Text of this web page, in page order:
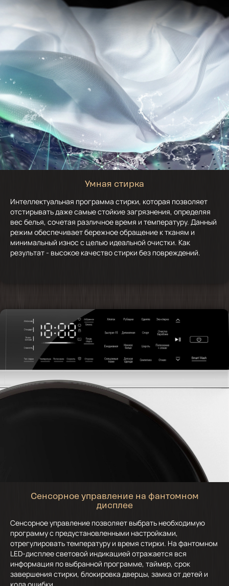
Умная стирка
Интеллектуальная программа стирки, которая позволяет
отстирывать даже самые стойкие загрязнения, определяя
вес белья, сочетая различное время и температуру. Данный
режим обеспечивает бережное обращение к тканям и
минимальный износ с целью идеальной очистки. Как
результат - высокое качество стирки без повреждений.
Сенсорное управление на фантомном
дисплее
Сенсорное управление позволяет выбрать необходимую
программу с предустановленными настройками,
отрегулировать температуру и время стирки. На фантомном
LED-дисплее световой индикацией отражается вся
информация по выбранной программе, таймер, срок
завершения стирки, блокировка дверцы, замка от детей и